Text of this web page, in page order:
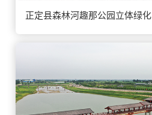
正定县森林河趣那公园立体绿化